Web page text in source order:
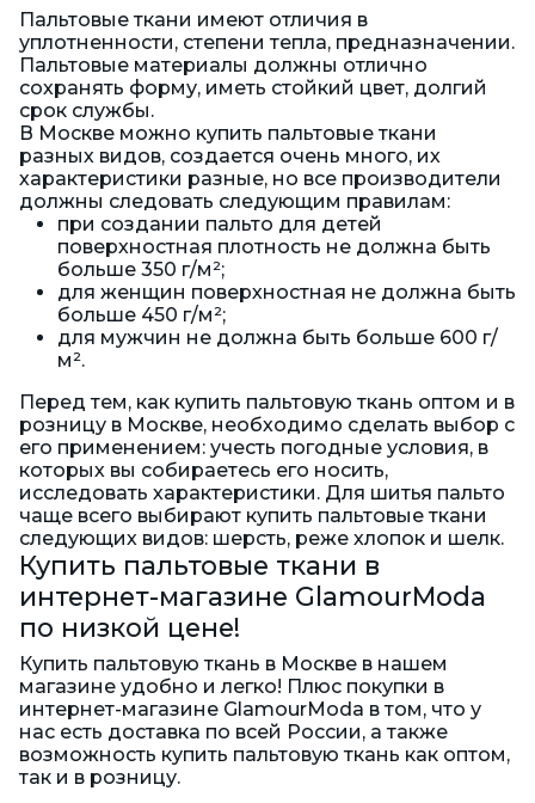
Пальтовые ткани имеют отличия в
уплотненности, степени тепла, предназначении.
Пальтовые материалы должны отлично
сохранять форму, иметь стойкий цвет, долгий
срок службы.
В Москве можно купить пальтовые ткани
разных видов, создается очень много, их
характеристики разные, но все производители
должны следовать следующим правилам:
при создании пальто для детей
поверхностная плотность не должна быть
больше 350 г/м²;
для женщин поверхностная не должна быть
больше 450 г/м²;
для мужчин не должна быть больше 600 г/
м².
Перед тем, как купить пальтовую ткань оптом и в
розницу в Москве, необходимо сделать выбор с
его применением: учесть погодные условия, в
которых вы собираетесь его носить,
исследовать характеристики. Для шитья пальто
чаще всего выбирают купить пальтовые ткани
следующих видов: шерсть, реже хлопок и шелк.
Купить пальтовые ткани в
интернет-магазине GlamourModa
по низкой цене!
Купить пальтовую ткань в Москве в нашем
магазине удобно и легко! Плюс покупки в
интернет-магазине GlamourModa в том, что у
нас есть доставка по всей России, а также
возможность купить пальтовую ткань как оптом,
так и в розницу.